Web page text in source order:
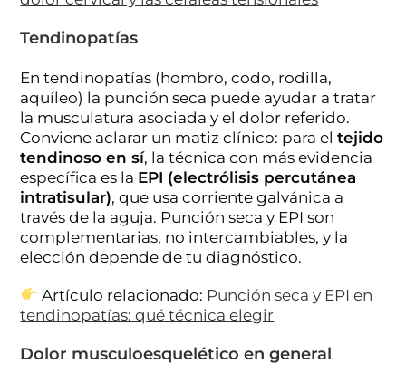
Tendinopatías
En tendinopatías (hombro, codo, rodilla,
aquíleo) la punción seca puede ayudar a tratar
la musculatura asociada y el dolor referido.
Conviene aclarar un matiz clínico: para eltejido
tendinoso en sí, la técnica con más evidencia
específica es la EPI (electrólisis percutánea
intratisular), que usa corriente galvánica a
través de la aguja. Punción seca y EPI son
complementarias, no intercambiables, y la
elección depende de tu diagnóstico.
Artículo relacionado: Punción seca y EPI en
tendinopatías: qué técnica elegir
Dolor musculoesquelético en general